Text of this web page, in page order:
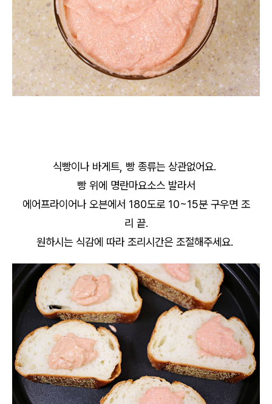
식빵이나 바게트, 빵 종류는 상관없어요.
빵 위에 명란마요소스 발라서
에어프라이어나 오븐에서 180도로 10~15분 구우면 조
리 끝.
원하시는 식감에 따라 조리시간은 조절해주세요.